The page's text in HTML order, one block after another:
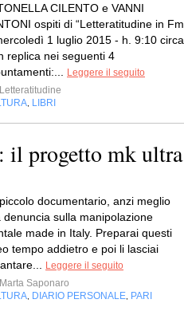
CILENTO e VANNI
ospiti di “Letteratitudine in
1 luglio 2015 - h. 9:10 circa
replica nei seguenti 4
Leggere il seguito
Letteratitudine
LIBRI
il progetto mk ultra
documentario, anzi meglio
denuncia sulla manipolazione
made in Italy. Preparai questi
tempo addietro e poi li lasciai
Leggere il seguito
Marta Saponaro
DIARIO PERSONALE PARI